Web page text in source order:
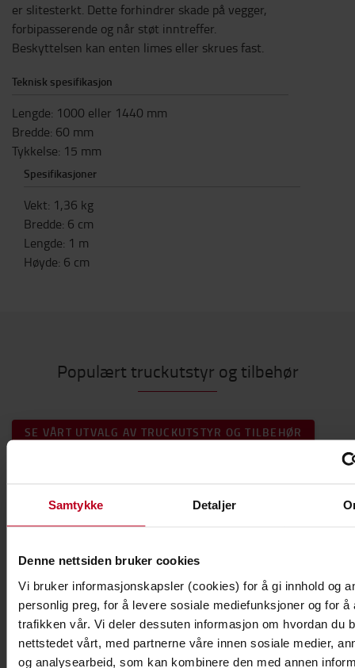
Samtykke Detaljer
Denne nettsiden bruker cookies
Vi bruker informasjonskapsler (cookies) for å gi innhold og
personlig preg, for å levere sosiale mediefunksjoner og for å
trafikken vår. Vi deler dessuten informasjon om hvordan du
nettstedet vårt, med partnerne våre innen sosiale medier,
og analysearbeid, som kan kombinere den med annen
er slitesterkt. Dette forhindrer skade på vegger,
forbipasserende og når støt inntreffer.
Beskyttelsen kan enten limes eller skrues fast.
Teknisk spesifikasjon
Lengde: 1000 eller 1440 mm
Bredde: 60 mm
Tykkelse: 15 mm
Spesifikasjoner
Vekt: 1,36 kg
Bredde: 6 cm
Lengde: 1 m
Høyde: 6 cm
Populært truckutstyr og tilbehør
SE VÅRT UTVALG AV TRUCKUTSTYR OG TILBEHØR
Lys opp arbeidsplassen
Vær synlig og forbedre sikkerheten med våre løsninger
innen belysning.